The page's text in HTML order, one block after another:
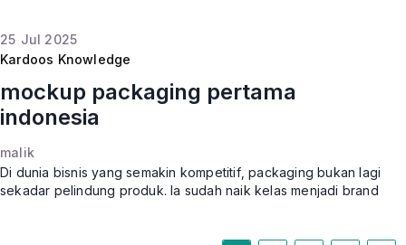
25 Jul 2025
Kardoos Knowledge
mockup packaging pertama
indonesia
malik
Di dunia bisnis yang semakin kompetitif, packaging bukan lagi
sekadar pelindung produk. Ia sudah naik kelas menjadi brand